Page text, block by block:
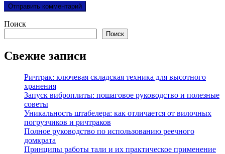
Поиск
Поиск
Свежие записи
Ричтрак: ключевая складская техника для высотного
хранения
Запуск виброплиты: пошаговое руководство и полезные
советы
Уникальность штабелера: как отличается от вилочных
погрузчиков и ричтраков
Полное руководство по использованию реечного
домкрата
Принципы работы тали и их практическое применение